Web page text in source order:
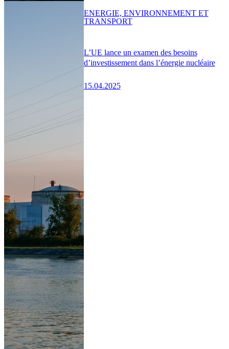
L’UE lance un examen des besoins
d’investissement dans l’énergie nucléaire
15.04.2025
ENERGIE, ENVIRONNEMENT ET
TRANSPORT